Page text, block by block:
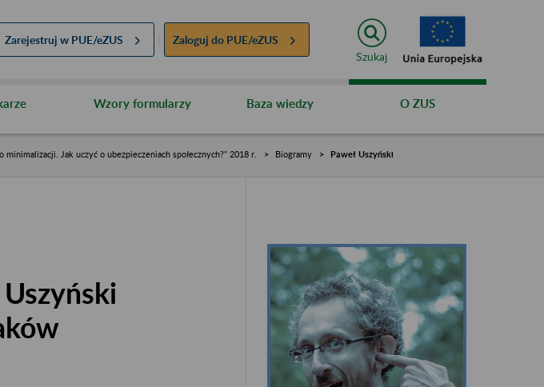
Zarejestruj w PUE/eZUS Zaloguj do PUE/eZUS
Szukaj
Wzory formularzy Baza wiedzy O ZUS
Jak uczyć o ubezpieczeniach społecznych?” 2018 r. Biogramy Paweł Uszyński